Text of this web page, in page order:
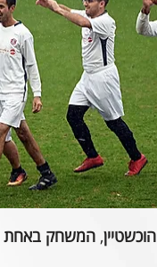
הוכשטיין, המשחק באחת